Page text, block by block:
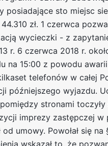
sto miejsc
zł. 1 czerwca
wycieczki - z
r. 6 czerwca 2018 r.
15:00 z powodu
telefonów w całej
późniejszego wyjazdu.
stronami
imprezy zastępczej
umowy. Powołał się
wskazał to, że